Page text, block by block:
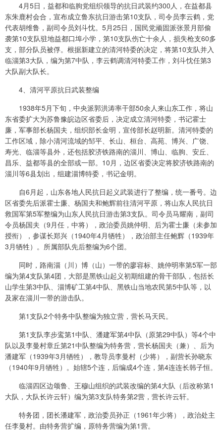
4月5日，益都和临朐党组织领导的抗日武装约300人，在益都县
东朱鹿村会合，宣布成立鲁东抗日游击第10支队，司令员李云鹤，党
代表胡维鲁，副司令员刘斗忱。5月25日，国民党顽固派张景月部偷
袭第10支队驻地益都口埠小学，第10支队伤亡十余人，损失枪支60多
支，部分队员被俘。根据新建立的清河特委的决定，将第10支队并入
临淄第3大队，编为第7中队，李云鹤调清河特委工作，刘斗忱任第3
大队副大队长。
4、清河平原抗日武装整编
1938年5月下旬，中央派郭洪涛率干部50余人来山东工作，将山
东省委扩大为苏鲁豫皖边区省委后，决定成立清河特委，书记霍士
廉，军事部长杨国夫，组织部长金明，宣传部长赵明新。清河特委的
工作区域，除小清河流域的邹平、长山、桓台、高苑、博兴、广饶、
寿光、临淄等县外，还包括胶济铁路南的淄川、博山、临朐、安丘、
昌乐、益都等县的全部或一部。10月，边区省委决定将胶济铁路南的
淄川等6县划出，组建淄博特委，书记金明。
自6月起，山东各地人民抗日起义武装进行了整编，统一番号。边
区省委先后派霍士廉、杨国夫和鲍辉前往清河平原，将山东人民抗日
救国军第5军整编为山东人民抗日游击第3支队。司令员马耀南，副司
令员杨国夫（9月任，中将），政治委员姚仲明、后为霍士廉（未参加
授衔），参谋长郑兴（1940年4月牺牲），政治部主任鲍辉（1939年
3月牺牲）。所属部队先后整编为6个团。
同时，路南淄（川）博（山）一带的廖容标、姚仲明率第5军一部
编为第4支队第4团，大部是黑铁山起义初期组建的骨干部队，包括长
山学生第3中队、淄博矿工第4中队、黑铁山当地农民第5中队等，以
及家在淄川一带的游击队。
第1支队2个特务中队整编为独立营，营长马天民。
第1支队李步鸾第1中队、潘建军第4中队（原第29中队）等4个中
队以及李曼村章丘第21中队整编为特务营，营长杨国夫（兼）、后为
潘建军（1939年3月牺牲），教导员李曼村（少将），副营长孙晓东
（1940年9月牺牲）。始辖5个连，后编成4个连，第4连连长韩子恒。
临淄四区边颂鲁、王穆山组织的武装改编的第4大队（后改称第1
大队，大队长许云轩）编为第3支队特务第2营，营长许云轩。
特务团，团长潘建军，政治委员孙正（1961年少将），政治处主
任李曼村。由特务营扩编，原特务营编为第1营。